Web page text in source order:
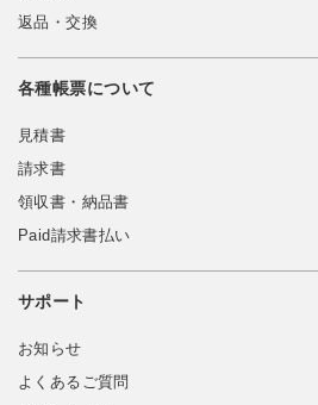
返品・交換
各種帳票について
見積書
請求書
領収書・納品書
Paid請求書払い
サポート
お知らせ
よくあるご質問